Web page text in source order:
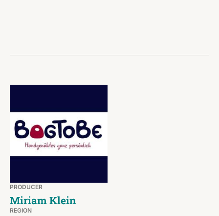
PRODUCER
Miriam Klein
REGION